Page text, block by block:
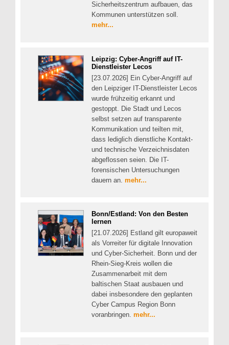
Sicherheitszentrum aufbauen, das
Kommunen unterstützen soll.
mehr...
Leipzig: Cyber-Angriff auf IT-
Dienstleister Lecos
[23.07.2026] Ein Cyber-Angriff auf
den Leipziger IT-Dienstleister Lecos
wurde frühzeitig erkannt und
gestoppt. Die Stadt und Lecos
selbst setzen auf transparente
Kommunikation und teilten mit,
dass lediglich dienstliche Kontakt-
und technische Verzeichnisdaten
abgeflossen seien. Die IT-
forensischen Untersuchungen
dauern an. mehr...
Bonn/Estland: Von den Besten
lernen
[21.07.2026] Estland gilt europaweit
als Vorreiter für digitale Innovation
und Cyber-Sicherheit. Bonn und der
Rhein-Sieg-Kreis wollen die
Zusammenarbeit mit dem
baltischen Staat ausbauen und
dabei insbesondere den geplanten
Cyber Campus Region Bonn
voranbringen. mehr...